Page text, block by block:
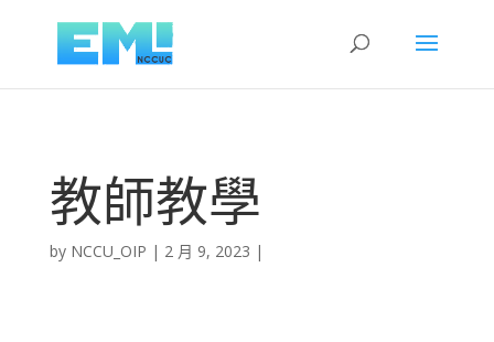
教師教學
by NCCU_OIP 2 月 9, 2023